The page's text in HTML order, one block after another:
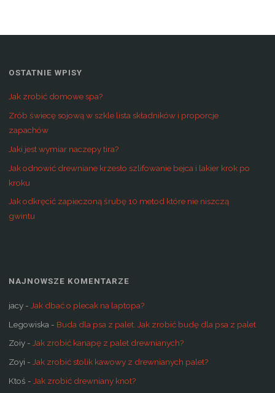
wpisów
OSTATNIE WPISY
Jak zrobić domowe spa?
Zrób świecę sojową w szkle lista składników i proporcje
zapachów
Jaki jest wymiar naczepy tira?
Jak odnowić drewniane krzesło szlifowanie bejca i lakier krok po
kroku
Jak odkręcić zapieczoną śrubę 10 metod które nie niszczą
gwintu
NAJNOWSZE KOMENTARZE
jacy- Jak dbać o plecak na laptopa?
Legowiska - Buda dla psa z palet. Jak zrobić budę dla psa z palet
Zoiy- Jak zrobić kanapę z palet drewnianych?
Zoyi - Jak zrobić stolik kawowy z drewnianych palet?
Ktoś - Jak zrobić drewniany knot?